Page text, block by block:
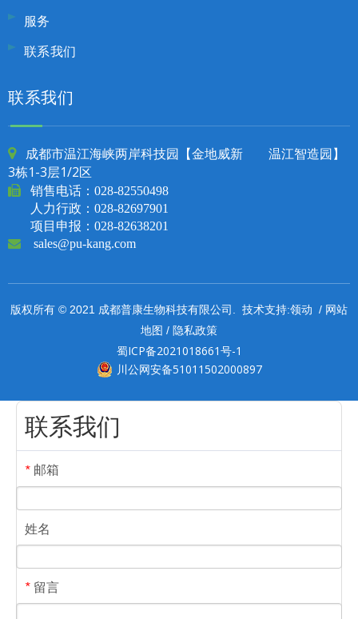
服务
联系我们
联系我们

成都市温江海峡两岸科技园【金地威新 温江智造园】
3栋1-3层1/2区
 销售电话： 028-82550498
人力行政：028-82697901
项目申报：028-82638201
 sales@pu-kang.com
版权所有 © 2021 成都普康生物科技有限公司. 技术支持:领动 / 网站
地图 / 隐私政策
蜀ICP备2021018661号-1
川公网安备51011502000897
联系我们
* 邮箱
姓名
* 留言